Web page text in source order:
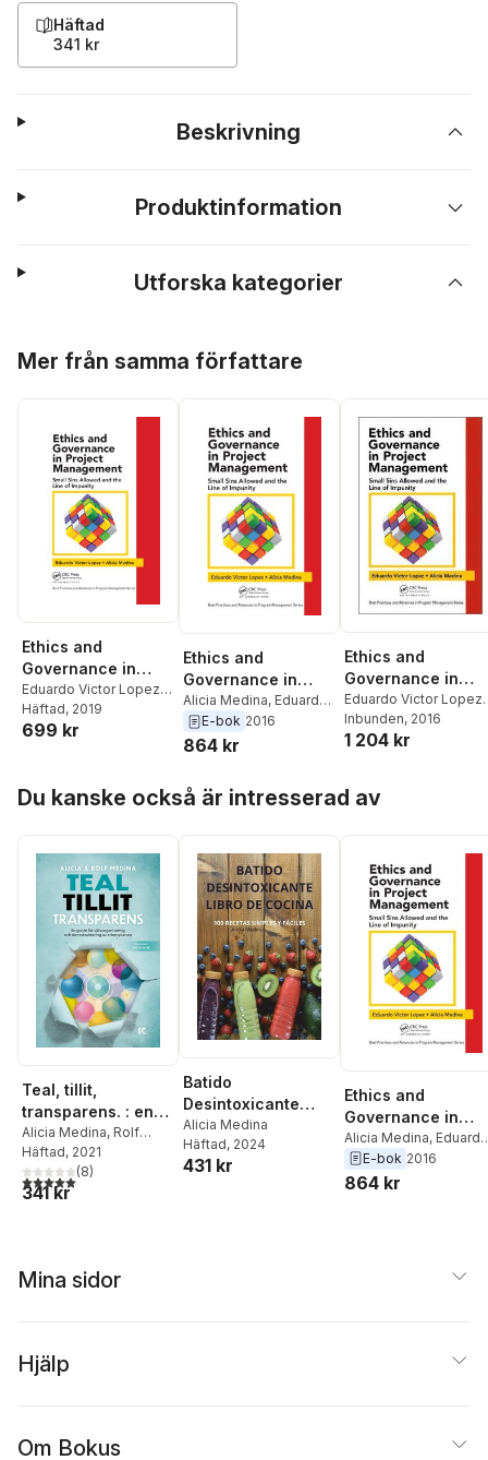
Häftad
341 kr
Beskrivning
Produktinformation
Utforska kategorier
Mer från samma författare
Ethics and
Governance in
Project
Management
Eduardo Victor Lopez,
Alicia Medina
Häftad, 2019
699 kr
Ethics and
Governance in
Project
Management
Alicia Medina, Eduardo
Victor Lopez
E-bok 2016
864 kr
Ethics and
Governance in
Project
Management
Eduardo Victor Lopez,
Alicia Medina
Inbunden, 2016
1 204 kr
Du kanske också är intresserad av
Teal, tillit,
transparens. : en
guide för
självorganisering
och
demokratisering av
Alicia Medina, Rolf
Medina
Häftad, 2021
5,0utav 5 stjärnor. Totalt antal röster:
(8)
341 kr
Batido
Desintoxicante
Libro de Cocina
Alicia Medina
Häftad, 2024
431 kr
Ethics and
Governance in
Project
Management
Alicia Medina, Eduardo
Victor Lopez
E-bok 2016
864 kr
Mina sidor
Hjälp
Om Bokus